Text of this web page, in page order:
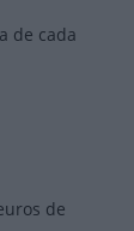
de cada
de